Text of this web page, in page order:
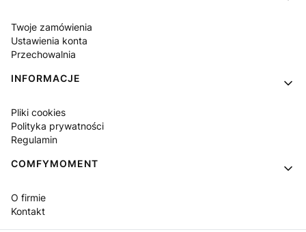
Twoje zamówienia
Ustawienia konta
Przechowalnia
INFORMACJE
Pliki cookies
Polityka prywatności
Regulamin
COMFYMOMENT
O firmie
Kontakt